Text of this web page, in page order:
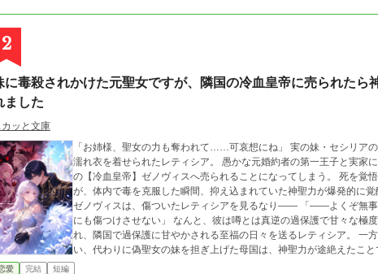
2
に毒殺されかけた元聖女ですが、隣国の冷血皇帝に売られたら
ました
ッと文庫
「お姉様、聖女の力も奪われて……可哀想にね」 実の妹・セシリアの手によって毒を盛られ、聖女の力を失ったと
濡れ衣を着せられたレティシア。 愚かな元婚約者の第一王子と実家
の【冷血皇帝】ゼノヴィスへ売られることになってしまう。 死を覚悟して隣国へと連行されたレティシアだった
が、体内で毒を克服した瞬間、抑え込まれていた神聖力が爆発的に
ゼノヴィスは、傷ついたレティシアを見るなり―― 「――よくぞ無事で届いてくれた。我が愛しき宝よ。二度と誰
にも傷つけさせない」 なんと、彼は噂とは真逆の過保護で甘々な極度愛妻家だった！？ 最強の神獣の力を手に入
れ、隣国で過保護に甘やかされる至福の日々を送るレティシア。 一方その頃。真の聖女であったレティシアを失
い、代わりに偽聖女の妹を担ぎ上げた母国は、神聖力が途絶えたこ
められていて――？ 「今更助けてほしい？ ……私を売ったのは、そちらでしょう？」 毒殺未遂からの大逆転！ 覚
愛 完結 短編